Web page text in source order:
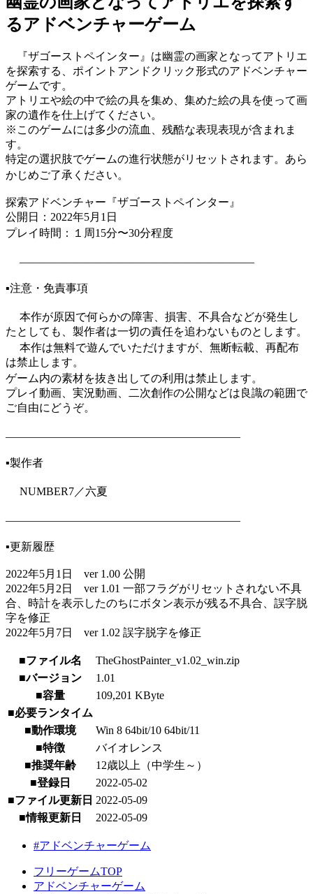
るアドベンチャーゲーム
『ザゴーストペインター』は幽霊の画家となってアトリエ
を探索する、ポイントアンドクリック形式のアドベンチャー
ゲームです。
アトリエや絵の中で絵の具を集め、集めた絵の具を使って画
家の遺作を仕上げてください。
※このゲームには多少の流血、残酷な表現表現が含まれま
す。
特定の選択肢でゲームの進行状態がリセットされます。あら
かじめご了承ください。
探索アドベンチャー『ザゴーストペインター』
公開日：2022年5月1日
プレイ時間：１周15分〜30分程度
―――――――――――――――――――――
▪️注意・免責事項
本作が原因で何らかの障害、損害、不具合などが発生し
たとしても、製作者は一切の責任を追わないものとします。
本作は無料で遊んでいただけますが、無断転載、再配布
は禁止します。
ゲーム内の素材を抜き出しての利用は禁止します。
プレイ動画、実況動画、二次創作の公開などは良識の範囲で
ご自由にどうぞ。
―――――――――――――――――――――
▪️製作者
NUMBER7／六夏
―――――――――――――――――――――
▪️更新履歴
2022年5月1日 ver 1.00 公開
2022年5月2日 ver 1.01 一部フラグがリセットされない不具
合、時計を表示したのちにボタン表示が残る不具合、誤字脱
字を修正
2022年5月7日 ver 1.02 誤字脱字を修正
■ファイル名
TheGhostPainter_v1.02_win.zip
■バージョン
1.01
■容量
109,201 KByte
■必要ランタイム
■動作環境
Win 8 64bit/10 64bit/11
■特徴
バイオレンス
■推奨年齢
12歳以上（中学生～）
■登録日
2022-05-02
■ファイル更新日 2022-05-09
■情報更新日
2022-05-09
#アドベンチャーゲーム
フリーゲームTOP
アドベンチャーゲーム